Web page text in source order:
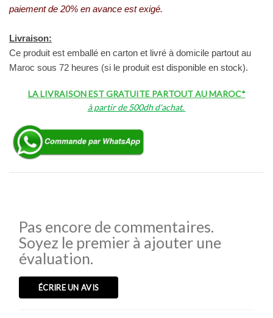
paiement de 20% en avance est exigé.
Livraison:
Ce produit est emballé en carton et livré à domicile partout au
Maroc sous 72 heures (si le produit est disponible en stock).
LA LIVRAISON EST GRATUITE PARTOUT AU MAROC*
à partir de 500dh d'achat.
Pas encore de commentaires.
Soyez le premier à ajouter une
évaluation.
ÉCRIRE UN AVIS